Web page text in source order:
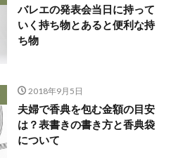
バレエの発表会当日に持って
いく持ち物とあると便利な持
ち物
2018年9月5日
夫婦で香典を包む金額の目安
は？表書きの書き方と香典袋
について